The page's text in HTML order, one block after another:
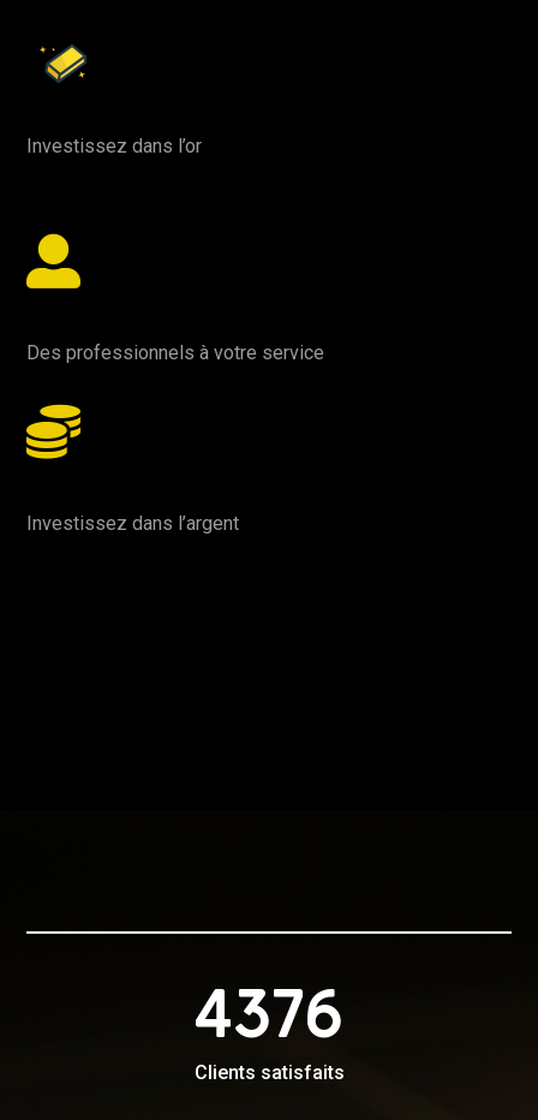
Investissez dans l’or

Des professionnels à votre service

Investissez dans l’argent
4376
Clients satisfaits